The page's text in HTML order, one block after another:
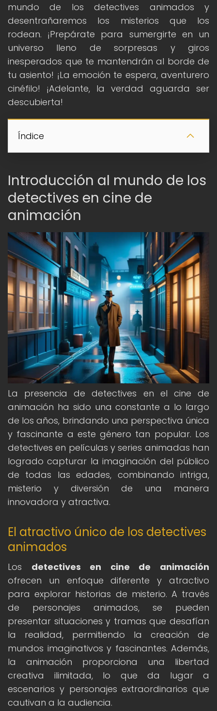
mundo de los detectives animados y
desentrañaremos los misterios que los
rodean. ¡Prepárate para sumergirte en un
universo lleno de sorpresas y giros
inesperados que te mantendrán al borde de
tu asiento! ¡La emoción te espera, aventurero
cinéfilo! ¡Adelante, la verdad aguarda ser
descubierta!
Índice
Introducción al mundo de los
detectives en cine de
animación
La presencia de detectives en el cine de
animación ha sido una constante a lo largo
de los años, brindando una perspectiva única
y fascinante a este género tan popular. Los
detectives en películas y series animadas han
logrado capturar la imaginación del público
de todas las edades, combinando intriga,
misterio y diversión de una manera
innovadora y atractiva.
El atractivo único de los detectives
animados
Los detectives en cine de animación
ofrecen un enfoque diferente y atractivo
para explorar historias de misterio. A través
de personajes animados, se pueden
presentar situaciones y tramas que desafían
la realidad, permitiendo la creación de
mundos imaginativos y fascinantes. Además,
la animación proporciona una libertad
creativa ilimitada, lo que da lugar a
escenarios y personajes extraordinarios que
cautivan a la audiencia.